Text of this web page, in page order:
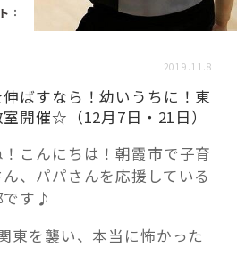
HAREL
活用事例
リノベ事例
：
2019.11.8
ばすなら！幼いうちに！東
開催☆（12月7日・21日）
こんにちは！朝霞市で子育
、パパさんを応援している
です♪
東を襲い、本当に怖かった